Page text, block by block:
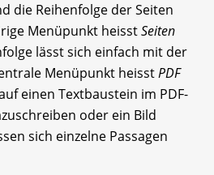
die Reihenfolge der Seiten
Menüpunkt heisstSeiten
lässt sich einfach mit der
Menüpunkt heisstPDF
einen Textbaustein im PDF-
oder ein Bild
sich einzelne Passagen